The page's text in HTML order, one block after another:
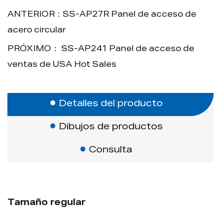
paletas disponible.
Ventaja:
para abrir.
2. Producto estrella en los mercados de
los EAU y KSA.
3. Apariencia sin fram después de la
ANTERIOR：SS-AP27R Panel de acceso de
acero circular
PRÓXIMO： SS-AP241 Panel de acceso de
ventas de USA Hot Sales
Detalles del producto
Dibujos de productos
Consulta
Tamaño regular